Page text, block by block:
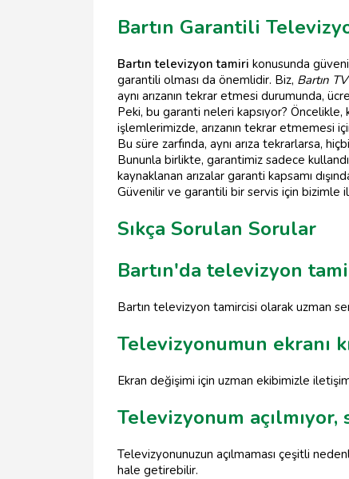
Bartın Garantili
Bartın televizyon tamiri konusunda
garantili olması da önemlidir. Biz, Bartın
aynı arızanın tekrar etmesi durumunda,
Peki, bu garanti neleri kapsıyor? Öncelikle,
işlemlerimizde, arızanın tekrar etmemesi
Bu süre zarfında, aynı arıza tekrarlarsa,
Bununla birlikte, garantimiz sadece
kaynaklanan arızalar garanti kapsamı
Güvenilir ve garantili bir servis için bizimle
Sıkça Sorulan Sorular
Bartın'da televizyon
Bartın televizyon tamircisi olarak uzman
Televizyonumun ekranı
Ekran değişimi için uzman ekibimizle
Televizyonum
Televizyonunuzun açılmaması çeşitli
hale getirebilir.